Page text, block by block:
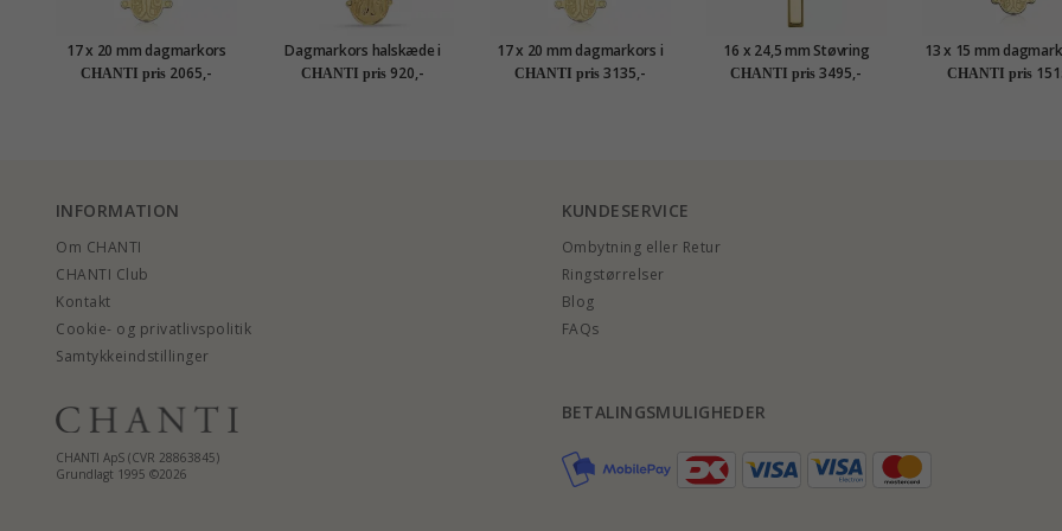
17 x 20 mm dagmarkors
med fadervor i 8 karat guld
- Amoré
CHANTI pris 2065,-
Dagmarkors halskæde i
forgyldt sølv med vedhæng
i forgyldt sølv
CHANTI pris 920,-
17 x 20 mm dagmarkors i
14 karat guld - Amoré
CHANTI pris 3135,-
16 x 24,5 mm Støvring
Design kors vedhæng i 14
karat guld
CHANTI pris 3495,-
13 x 15 mm
karat guld -
CHANTI pris
INFORMATION
Om CHANTI
CHANTI Club
Kontakt
Cookie- og privatlivspolitik
Samtykkeindstillinger
KUNDESERVICE
Ombytning eller Retur
Ringstørrelser
Blog
FAQs
CHANTI ApS (CVR 28863845)
Grundlagt 1995 ©2026
BETALINGSMULIGHEDER